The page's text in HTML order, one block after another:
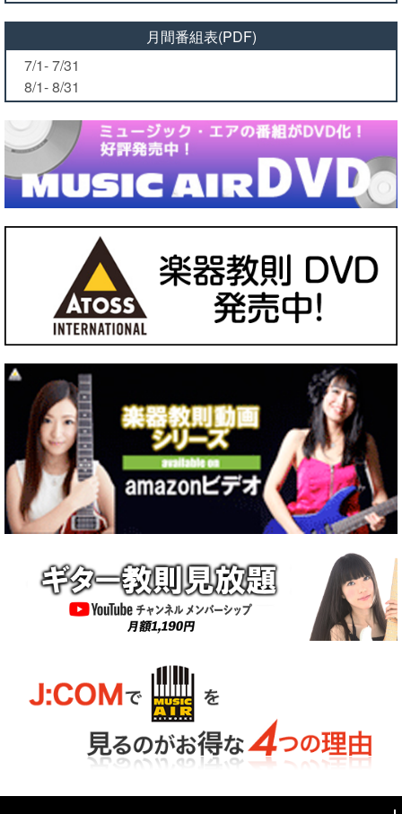
月間番組表(PDF)
7/1- 7/31
8/1- 8/31